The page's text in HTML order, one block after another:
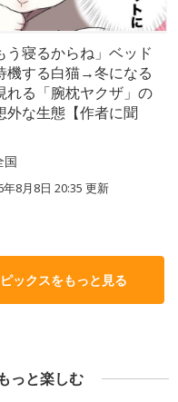
う寝るからね」ベッド
機する白猫→冬になる
れる「腕枕ヤクザ」の
外な生態【作者に聞
国
年8月8日 20:35 更新
ックスをもっと見る
っと楽しむ